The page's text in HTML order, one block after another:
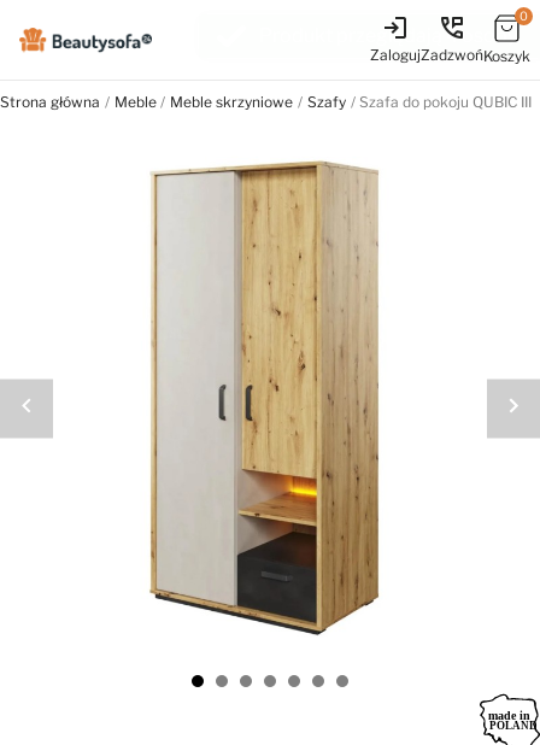
login
Zaloguj
perm_phone_msg
Zadzwoń
0
Koszyk
Strona główna Meble Meble skrzyniowe Szafy Szafa do pokoju QUBIC III